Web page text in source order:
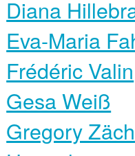
Diana
Eva-Maria
Frédéric Valin
Gesa Weiß
Gregory Zäch